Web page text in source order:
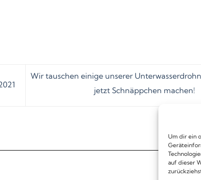
Um dir ein
auf dieser
Wir tauschen einige unserer
jetzt Schnäppchen machen!